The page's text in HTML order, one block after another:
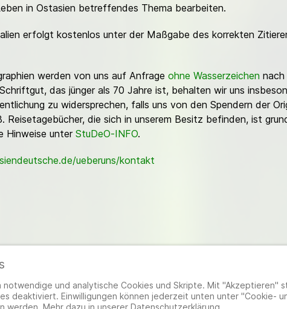
in Ostasien betreffendes Thema bearbeiten.
erfolgt kostenlos unter der Maßgabe des korrekten
werden von uns auf Anfrage ohne Wasserzeichen
das jünger als 70 Jahre ist, behalten wir uns
zu widersprechen, falls uns von den Spendern der
die sich in unserem Besitz befinden, ist
Hinweise unter StuDeO-INFO.
ueberuns/kontakt
und analytische Cookies und Skripte. Mit "Akzeptieren"
deaktiviert. Einwilligungen können jederzeit unten unter "Cookie-
Mehr dazu in unserer Datenschutzerklärung.